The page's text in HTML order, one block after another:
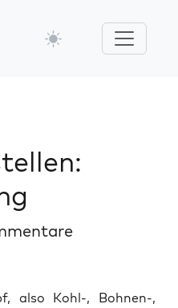
also Kohl-, Bohnen-,